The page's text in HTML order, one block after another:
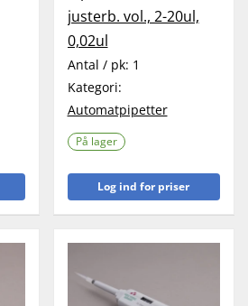
justerb. vol., 2-20ul,
0,02ul
Antal / pk: 1
Kategori:
Automatpipetter
På lager
Log ind for priser